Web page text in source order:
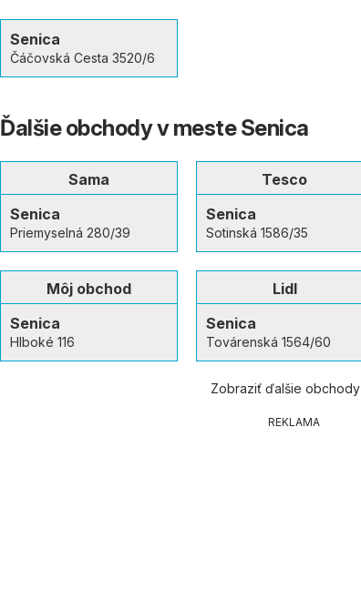
Senica
Čáčovská Cesta 3520/6
Ďalšie obchody v meste Senica
Sama
Senica
Priemyselná 280/39
Tesco
Senica
Sotinská 1586/35
Môj obchod
Senica
Hlboké 116
Lidl
Senica
Továrenská 1564/60
Zobraziť ďalšie obchody
REKLAMA